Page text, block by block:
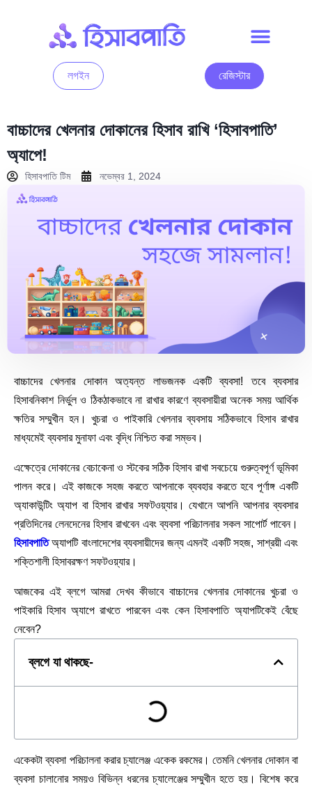
লগইন রেজিস্টার
বাচ্চাদের খেলনার দোকানের হিসাব রাখি ‘হিসাবপাতি’
অ্যাপে!
হিসাবপাতি টিম নভেম্বর 1, 2024
বাচ্চাদের খেলনার দোকান অত্যন্ত লাভজনক একটি ব্যবসা! তবে ব্যবসার
হিসাবনিকাশ নির্ভুল ও ঠিকঠাকভাবে না রাখার কারণে ব্যবসায়ীরা অনেক সময় আর্থিক
ক্ষতির সম্মুখীন হন। খুচরা ও পাইকারি খেলনার ব্যবসায় সঠিকভাবে হিসাব রাখার
মাধ্যমেই ব্যবসার মুনাফা এবং বৃদ্ধি নিশ্চিত করা সম্ভব।
এক্ষেত্রে দোকানের বেচাকেনা ও স্টকের সঠিক হিসাব রাখা সবচেয়ে গুরুত্বপূর্ণ ভূমিকা
পালন করে। এই কাজকে সহজ করতে আপনাকে ব্যবহার করতে হবে পূর্ণাঙ্গ একটি
অ্যাকাউন্টিং অ্যাপ বা হিসাব রাখার সফটওয়্যার। যেখানে আপনি আপনার ব্যবসার
প্রতিদিনের লেনদেনের হিসাব রাখবেন এবং ব্যবসা পরিচালনার সকল সাপোর্ট পাবেন।
হিসাবপাতিঅ্যাপটি বাংলাদেশের ব্যবসায়ীদের জন্য এমনই একটি সহজ, সাশ্রয়ী এবং
শক্তিশালী হিসাবরক্ষণ সফটওয়্যার।
আজকের এই ব্লগে আমরা দেখব কীভাবে বাচ্চাদের খেলনার দোকানের খুচরা ও
পাইকারি হিসাব অ্যাপে রাখতে পারবেন এবং কেন হিসাবপাতি অ্যাপটিকেই বেঁছে
নেবেন?
ব্লগে যা থাকছে-
একেকটা ব্যবসা পরিচালনা করার চ্যালেঞ্জ একেক রকমের। তেমনি খেলনার দোকান বা
ব্যবসা চালানোর সময়ও বিভিন্ন ধরনের চ্যালেঞ্জের সম্মুখীন হতে হয়। বিশেষ করে